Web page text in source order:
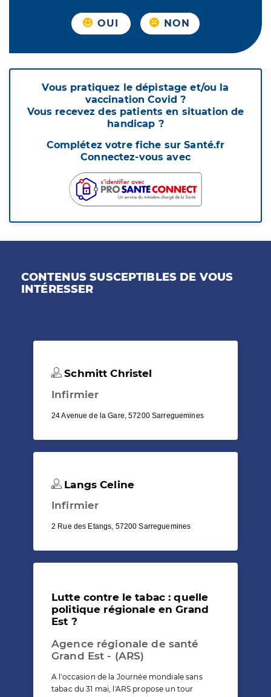
OUI NON
Vous pratiquez le dépistage et/ou la
vaccination Covid ?
Vous recevez des patients en situation de
handicap ?
Complétez votre fiche sur Santé.fr
Connectez-vous avec
CONTENUS SUSCEPTIBLES DE VOUS
INTÉRESSER
Schmitt Christel
Infirmier
24 Avenue de la Gare, 57200 Sarreguemines
Langs Celine
Infirmier
2 Rue des Etangs, 57200 Sarreguemines
Lutte contre le tabac : quelle
politique régionale en Grand
Est ?
Agence régionale de santé
Grand Est - (ARS)
A l'occasion de la Journée mondiale sans
tabac du 31 mai, l'ARS propose un tour